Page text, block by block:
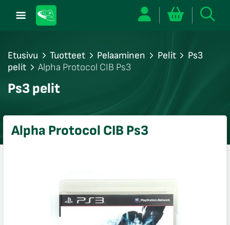
Etusivu Tuotteet Pelaaminen Pelit
Ps3
pelit
Alpha Protocol CIB Ps3
Ps3 pelit
Alpha Protocol CIB Ps3
sulje
sulje